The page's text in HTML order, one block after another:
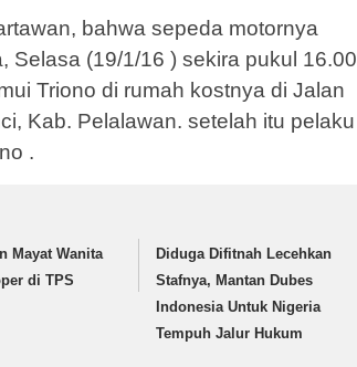
bahwa sepeda motornya
Selasa (19/1/16 ) sekira pukul 16.00
Triono di rumah kostnya di Jalan
Kab. Pelalawan. setelah itu pelaku
.
Mayat Wanita
di TPS
Diduga Difitnah Lecehkan
Stafnya, Mantan Dubes
Indonesia Untuk Nigeria
Tempuh Jalur Hukum